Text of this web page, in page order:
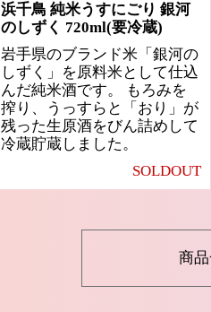
浜千鳥 純米うすにごり 銀河
のしずく 720ml(要冷蔵)
岩手県のブランド米「銀河の
しずく」を原料米として仕込
んだ純米酒です。 もろみを
搾り、うっすらと「おり」が
残った生原酒をびん詰めして
冷蔵貯蔵しました。
SOLDOUT
商